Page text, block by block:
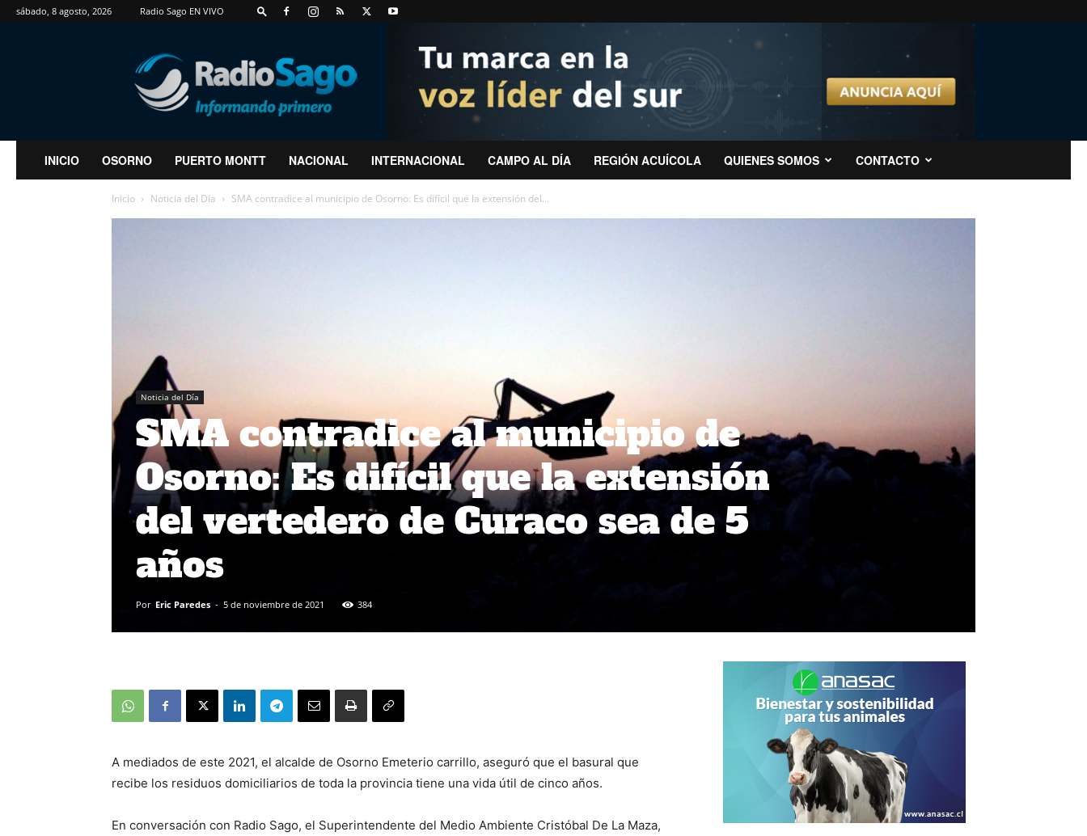
sábado, 8 agosto, 2026 Radio Sago EN VIVO
RadioSago
INICIO OSORNO PUERTO MONTT NACIONAL INTERNACIONAL CAMPO AL DÍA REGIÓN ACUÍCOLA QUIENES SOMOS CONTACTO
Inicio Noticia del Día SMA contradice al municipio de Osorno: Es difícil que la extensión del...
Noticia del Día
SMA contradice al municipio de
Osorno: Es difícil que la extensión
del vertedero de Curaco sea de 5
años
Por Eric Paredes - 5 de noviembre de 2021 384
A mediados de este 2021, el alcalde de Osorno Emeterio carrillo, aseguró que el basural que
recibe los residuos domiciliarios de toda la provincia tiene una vida útil de cinco años.
En conversación con Radio Sago, el Superintendente del Medio Ambiente Cristóbal De La Maza,